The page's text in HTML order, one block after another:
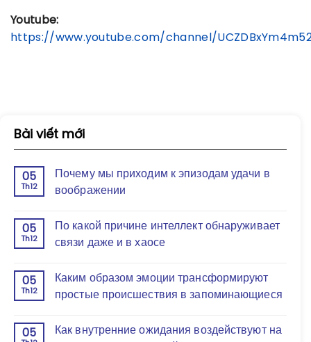
Youtube:
https://www.youtube.com/channel/
Bài viết mới
05
Th12
Почему мы приходим к эпизодам удачи в
воображении
05
Th12
По какой причине интеллект обнаруживает
связи даже и в хаосе
05
Th12
Каким образом эмоции трансформируют
простые происшествия в запоминающиеся
05
Как внутренние ожидания воздействуют на